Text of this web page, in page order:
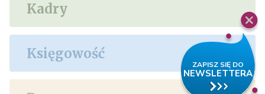
Kadry
Księgowość